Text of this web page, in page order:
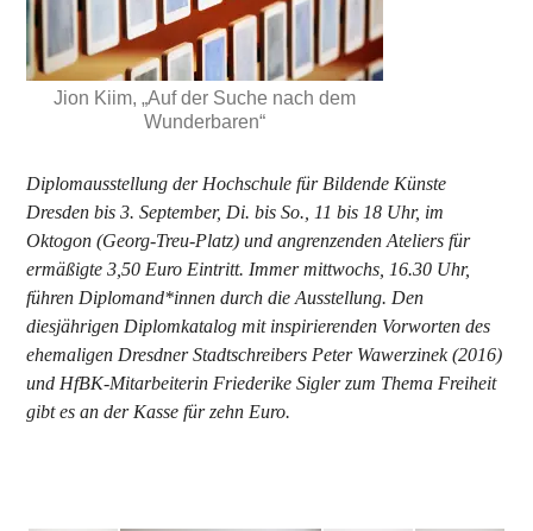
Jion Kiim, „Auf der Suche nach dem
Wunderbaren“
Diplomausstellung der Hochschule für Bildende Künste
Dresden bis 3. September, Di. bis So., 11 bis 18 Uhr, im
Oktogon (Georg-Treu-Platz) und angrenzenden Ateliers für
ermäßigte 3,50 Euro Eintritt. Immer mittwochs, 16.30 Uhr,
führen Diplomand*innen durch die Ausstellung. Den
diesjährigen Diplomkatalog mit inspirierenden Vorworten des
ehemaligen Dresdner Stadtschreibers Peter Wawerzinek (2016)
und HfBK-Mitarbeiterin Friederike Sigler zum Thema Freiheit
gibt es an der Kasse für zehn Euro.